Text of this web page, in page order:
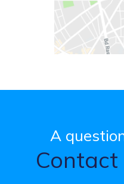
A
Contact